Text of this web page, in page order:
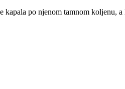
po njenom tamnom koljenu,